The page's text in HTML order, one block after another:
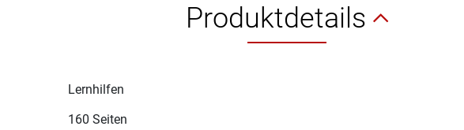
Produktdetails
Lernhilfen
160 Seiten